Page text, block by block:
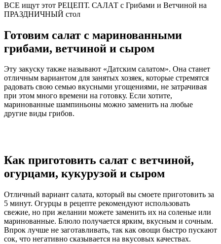
ВСЕ ищут этот РЕЦЕПТ. САЛАТ с Грибами и Ветчиной на
ПРАЗДНИЧНЫЙ стол
Готовим салат с маринованными
грибами, ветчиной и сыром
Эту закуску также называют «Датским салатом». Она станет
отличным вариантом для занятых хозяек, которые стремятся
радовать свою семью вкусными угощениями, не затрачивая
при этом много времени на готовку. Если хотите,
маринованные шампиньоны можно заменить на любые
другие виды грибов.
Как приготовить салат с ветчиной,
огурцами, кукурузой и сыром
Отличный вариант салата, который вы смоете приготовить за
5 минут. Огурцы в рецепте рекомендуют использовать
свежие, но при желании можете заменить их на соленые или
маринованные. Блюло получается ярким, вкусным и сочным.
Впрок лучше не заготавливать, так как овощи быстро пускают
сок, что негативно сказывается на вкусовых качествах.